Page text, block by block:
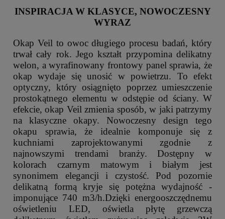
INSPIRACJA W KLASYCE, NOWOCZESNY
WYRAZ
Okap Veil to owoc długiego procesu badań, który
trwał cały rok. Jego kształt przypomina delikatny
welon, a wyrafinowany frontowy panel sprawia, że
okap wydaje się unosić w powietrzu. To efekt
optyczny, który osiągnięto poprzez umieszczenie
prostokątnego elementu w odstępie od ściany. W
efekcie, okap Veil zmienia sposób, w jaki patrzymy
na klasyczne okapy. Nowoczesny design tego
okapu sprawia, że idealnie komponuje się z
kuchniami zaprojektowanymi zgodnie z
najnowszymi trendami branży. Dostępny w
kolorach czarnym matowym i białym jest
synonimem elegancji i czystość. Pod pozornie
delikatną formą kryje się potężna wydajność -
imponujące 740 m3/h.Dzięki energooszczędnemu
oświetleniu LED, oświetla płytę grzewczą